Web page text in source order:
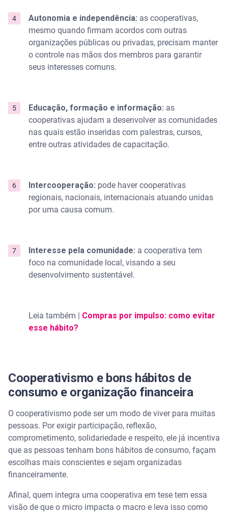
Autonomia e independência: as cooperativas,
mesmo quando firmam acordos com outras
organizações públicas ou privadas, precisam manter
o controle nas mãos dos membros para garantir
seus interesses comuns.
Educação, formação e informação: as
cooperativas ajudam a desenvolver as comunidades
nas quais estão inseridas com palestras, cursos,
entre outras atividades de capacitação.
Intercooperação: pode haver cooperativas
regionais, nacionais, internacionais atuando unidas
por uma causa comum.
Interesse pela comunidade: a cooperativa tem
foco na comunidade local, visando a seu
desenvolvimento sustentável.
Leia também | Compras por impulso: como evitar
esse hábito?
Cooperativismo e bons hábitos de
consumo e organização financeira
O cooperativismo pode ser um modo de viver para muitas
pessoas. Por exigir participação, reflexão,
comprometimento, solidariedade e respeito, ele já incentiva
que as pessoas tenham bons hábitos de consumo, façam
escolhas mais conscientes e sejam organizadas
financeiramente.
Afinal, quem integra uma cooperativa em tese tem essa
visão de que o micro impacta o macro e leva isso como